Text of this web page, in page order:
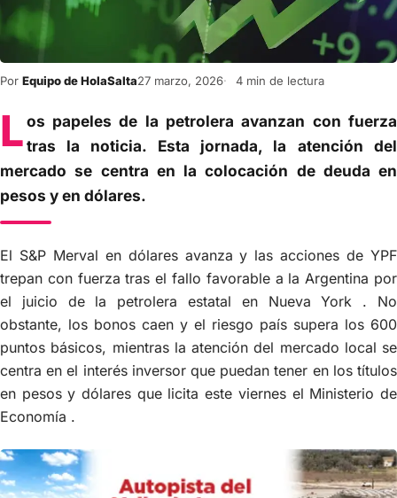
Por Equipo de HolaSalta27 marzo, 2026 4 min de lectura
Los papeles de la petrolera avanzan con fuerza
tras la noticia. Esta jornada, la atención del
mercado se centra en la colocación de deuda en
pesos y en dólares.
El S&P Merval en dólares avanza y las acciones de YPF
trepan con fuerza tras el fallo favorable a la Argentina por
el juicio de la petrolera estatal en Nueva York . No
obstante, los bonos caen y el riesgo país supera los 600
puntos básicos, mientras la atención del mercado local se
centra en el interés inversor que puedan tener en los títulos
en pesos y dólares que licita este viernes el Ministerio de
Economía .